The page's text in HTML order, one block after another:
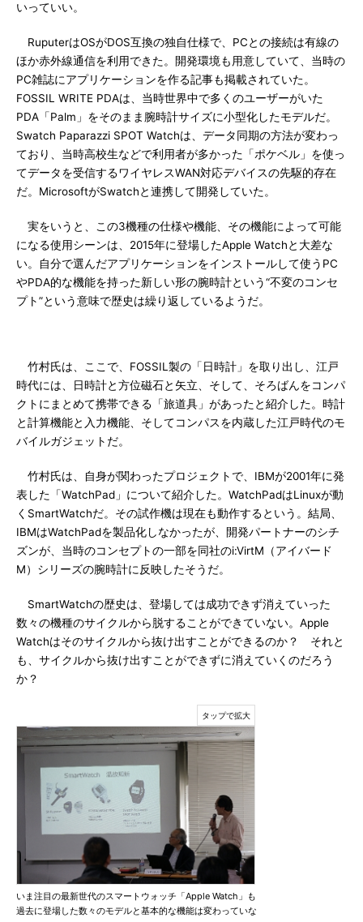
いっていい。
RuputerはOSがDOS互換の独自仕様で、PCとの接続は有線の
ほか赤外線通信を利用できた。開発環境も用意していて、当時の
PC雑誌にアプリケーションを作る記事も掲載されていた。
FOSSIL WRITE PDAは、当時世界中で多くのユーザーがいた
PDA「Palm」をそのまま腕時計サイズに小型化したモデルだ。
Swatch Paparazzi SPOT Watchは、データ同期の方法が変わっ
ており、当時高校生などで利用者が多かった「ポケベル」を使っ
てデータを受信するワイヤレスWAN対応デバイスの先駆的存在
だ。MicrosoftがSwatchと連携して開発していた。
実をいうと、この3機種の仕様や機能、その機能によって可能
になる使用シーンは、2015年に登場したApple Watchと大差な
い。自分で選んだアプリケーションをインストールして使うPC
やPDA的な機能を持った新しい形の腕時計という“不変のコンセ
プト”という意味で歴史は繰り返しているようだ。
竹村氏は、ここで、FOSSIL製の「日時計」を取り出し、江戸
時代には、日時計と方位磁石と矢立、そして、そろばんをコンパ
クトにまとめて携帯できる「旅道具」があったと紹介した。時計
と計算機能と入力機能、そしてコンパスを内蔵した江戸時代のモ
バイルガジェットだ。
竹村氏は、自身が関わったプロジェクトで、IBMが2001年に発
表した「WatchPad」について紹介した。WatchPadはLinuxが動
くSmartWatchだ。その試作機は現在も動作するという。結局、
IBMはWatchPadを製品化しなかったが、開発パートナーのシチ
ズンが、当時のコンセプトの一部を同社のi:VirtM（アイバード
M）シリーズの腕時計に反映したそうだ。
SmartWatchの歴史は、登場しては成功できず消えていった
数々の機種のサイクルから脱することができていない。Apple
Watchはそのサイクルから抜け出すことができるのか？ それと
も、サイクルから抜け出すことができずに消えていくのだろう
か？
いま注目の最新世代のスマートウォッチ「Apple Watch」も
過去に登場した数々のモデルと基本的な機能は変わっていな